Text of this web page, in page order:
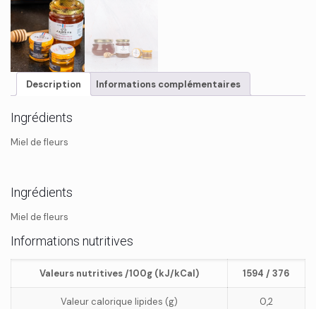
Description Informations complémentaires
Ingrédients
Miel de fleurs
Ingrédients
Miel de fleurs
Informations nutritives
Valeurs nutritives /100g (kJ/kCal) 1594 / 376
Valeur calorique lipides (g) 0,2